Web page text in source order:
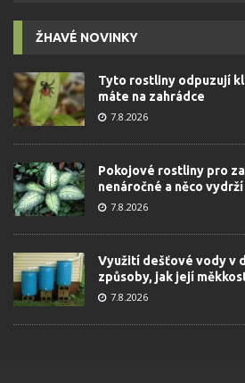
ŽHAVÉ NOVINKY
Tyto rostliny odpuzují
máte na zahrádce
7.8.2026
Pokojové rostliny pro
nenáročné a něco vydrží
7.8.2026
Využití dešťové vody v
způsoby, jak její
7.8.2026